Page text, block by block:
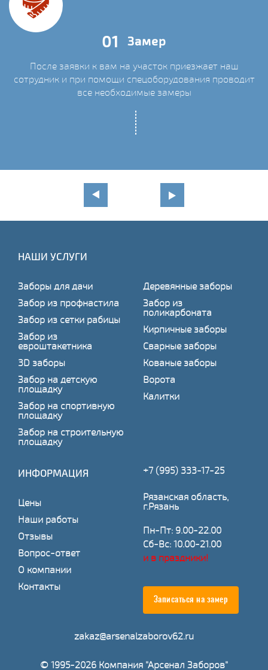
01 Замер
После заявки к вам на участок приезжает наш
сотрудник и при помощи спецоборудования проводит
все необходимые замеры
НАШИ УСЛУГИ
Заборы для дачи
Забор из профнастила
Забор из сетки рабицы
Забор из
евроштакетника
3D заборы
Забор на детскую
площадку
Забор на спортивную
площадку
Забор на строительную
площадку
Деревянные заборы
Забор из
поликарбоната
Кирпичные заборы
Сварные заборы
Кованые заборы
Ворота
Калитки
ИНФОРМАЦИЯ
Цены
Наши работы
Отзывы
Вопрос-ответ
О компании
Контакты
+7 (995) 333-17-25
Рязанская область,
г.Рязань
Пн-Пт: 9.00-22.00
Сб-Вс: 10.00-21.00
и в праздники!
Записаться на замер
zakaz@arsenalzaborov62.ru
© 1995-2026 Компания "Арсенал Заборов"